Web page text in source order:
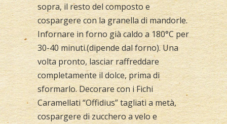
sopra, il resto del composto e
cospargere con la granella di mandorle.
Infornare in forno già caldo a 180°C per
30-40 minuti.(dipende dal forno). Una
volta pronto, lasciar raffreddare
completamente il dolce, prima di
sformarlo. Decorare con i Fichi
Caramellati “Offidius” tagliati a metà,
cospargere di zucchero a velo e